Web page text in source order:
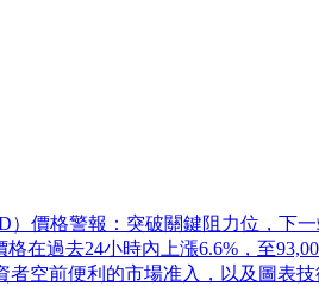
）價格警報：突破關鍵阻力位，下
格在過去24小時內上漲6.6%，至
空前便利的市場准入，以及圖表